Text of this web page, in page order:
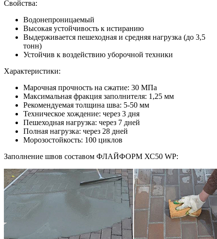
Свойства:
Водонепроницаемый
Высокая устойчивость к истиранию
Выдерживается пешеходная и средняя нагрузка (до 3,5
тонн)
Устойчив к воздействию уборочной техники
Характеристики:
Марочная прочность на сжатие: 30 МПа
Максимальная фракция заполнителя: 1,25 мм
Рекомендуемая толщина шва: 5-50 мм
Техническое хождение: через 3 дня
Пешеходная нагрузка: через 7 дней
Полная нагрузка: через 28 дней
Морозостойкость: 100 циклов
Заполнение швов составом ФЛАЙФОРМ ХС50 WP: